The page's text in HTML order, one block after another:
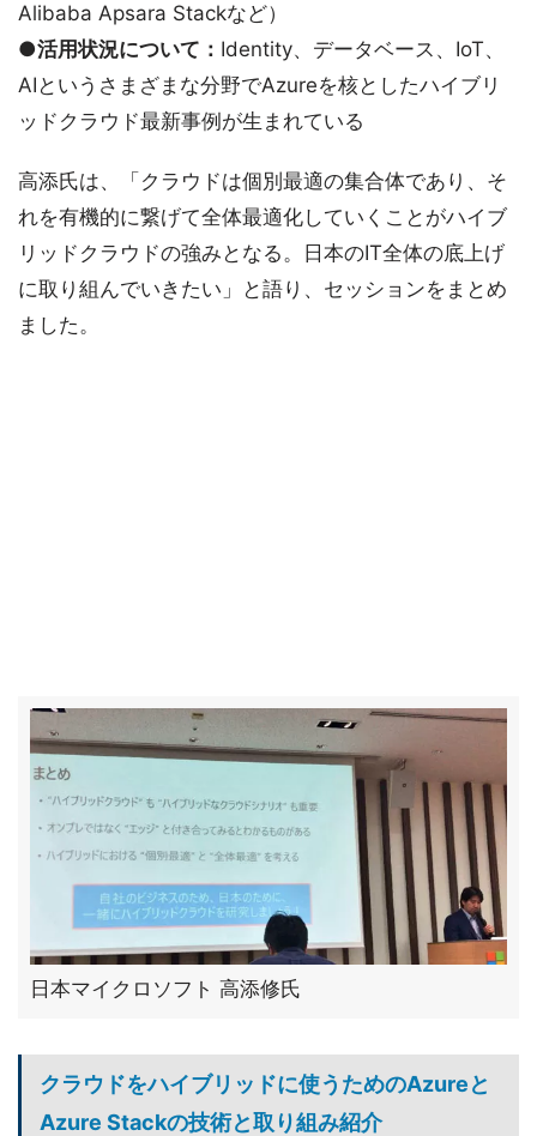
Alibaba Apsara Stackなど）
●活用状況について： Identity、データベース、IoT、
AIというさまざまな分野でAzureを核としたハイブリ
ッドクラウド最新事例が生まれている
高添氏は、「クラウドは個別最適の集合体であり、そ
れを有機的に繋げて全体最適化していくことがハイブ
リッドクラウドの強みとなる。日本のIT全体の底上げ
に取り組んでいきたい」と語り、セッションをまとめ
ました。
日本マイクロソフト 高添修氏
クラウドをハイブリッドに使うためのAzureと
Azure Stackの技術と取り組み紹介